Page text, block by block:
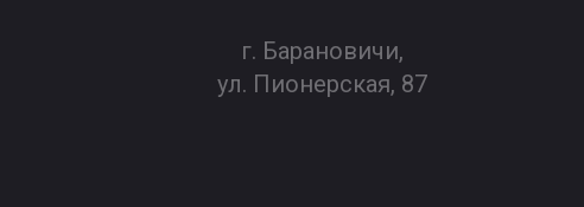
г. Барановичи,
ул. Пионерская, 87